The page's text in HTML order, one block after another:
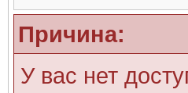
Причина:
У вас нет